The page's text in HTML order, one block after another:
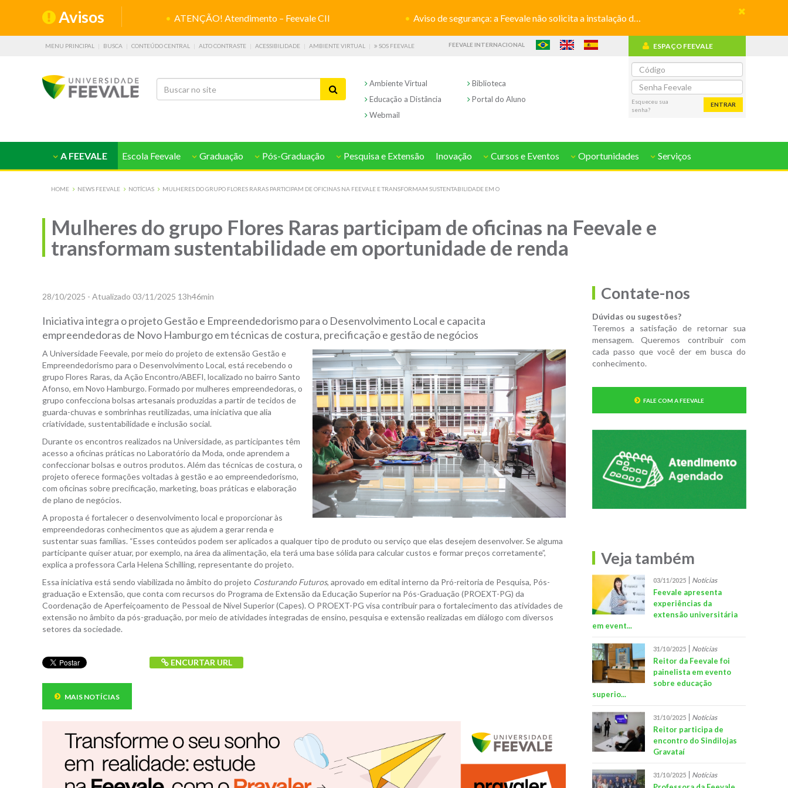
Avisos ATENÇÃO! Atendimento – Feevale CII Aviso de segurança: a Feevale não solicita a instalação de aplicativos
MENU PRINCIPAL BUSCA CONTEÚDO CENTRAL ALTO CONTRASTE ACESSIBILIDADE AMBIENTE VIRTUAL SOS FEEVALE FEEVALE INTERNACIONAL
Ambiente Virtual
Biblioteca
Educação a Distância
Portal do Aluno
Webmail
ESPAÇO FEEVALE
Esqueceu sua
senha?
ENTRAR
A FEEVALE Escola Feevale Graduação Pós-Graduação Pesquisa e Extensão Inovação Cursos e Eventos Oportunidades Serviços
HOME NEWS FEEVALE NOTÍCIAS MULHERES DO GRUPO FLORES RARAS PARTICIPAM DE OFICINAS NA FEEVALE E TRANSFORMAM SUSTENTABILIDADE EM O
Mulheres do grupo Flores Raras participam de oficinas na Feevale e
transformam sustentabilidade em oportunidade de renda
28/10/2025 - Atualizado 03/11/2025 13h46min
Iniciativa integra o projeto Gestão e Empreendedorismo para o Desenvolvimento Local e capacita
empreendedoras de Novo Hamburgo em técnicas de costura, precificação e gestão de negócios
A Universidade Feevale, por meio do projeto de extensão Gestão e
Empreendedorismo para o Desenvolvimento Local, está recebendo o
grupo Flores Raras, da Ação Encontro/ABEFI, localizado no bairro Santo
Afonso, em Novo Hamburgo. Formado por mulheres empreendedoras, o
grupo confecciona bolsas artesanais produzidas a partir de tecidos de
guarda-chuvas e sombrinhas reutilizadas, uma iniciativa que alia
criatividade, sustentabilidade e inclusão social.
Durante os encontros realizados na Universidade, as participantes têm
acesso a oficinas práticas no Laboratório da Moda, onde aprendem a
confeccionar bolsas e outros produtos. Além das técnicas de costura, o
projeto oferece formações voltadas à gestão e ao empreendedorismo,
com oficinas sobre precificação, marketing, boas práticas e elaboração
de plano de negócios.
A proposta é fortalecer o desenvolvimento local e proporcionar às
empreendedoras conhecimentos que as ajudem a gerar renda e
sustentar suas famílias. “Esses conteúdos podem ser aplicados a qualquer tipo de produto ou serviço que elas desejem desenvolver. Se alguma
participante quiser atuar, por exemplo, na área da alimentação, ela terá uma base sólida para calcular custos e formar preços corretamente”,
explica a professora Carla Helena Schilling, representante do projeto.
Essa iniciativa está sendo viabilizada no âmbito do projeto Costurando Futuros, aprovado em edital interno da Pró-reitoria de Pesquisa, Pós-
graduação e Extensão, que conta com recursos do Programa de Extensão da Educação Superior na Pós-Graduação (PROEXT-PG) da
Coordenação de Aperfeiçoamento de Pessoal de Nível Superior (Capes). O PROEXT-PG visa contribuir para o fortalecimento das atividades de
extensão no âmbito da pós-graduação, por meio de atividades integradas de ensino, pesquisa e extensão realizadas em diálogo com diversos
setores da sociedade.
ENCURTAR URL
MAIS NOTÍCIAS
Contate-nos
Dúvidas ou sugestões?
Teremos a satisfação de retornar sua
mensagem. Queremos contribuir com
cada passo que você der em busca do
conhecimento.
FALE COM A FEEVALE
Veja também
03/11/2025 Notícias
Feevale apresenta
experiências da
extensão universitária
em event...
31/10/2025 Notícias
Reitor da Feevale foi
painelista em evento
sobre educação
superio...
31/10/2025 Notícias
Reitor participa de
encontro do Sindilojas
Gravataí
31/10/2025 Notícias